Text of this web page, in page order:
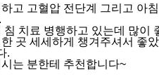
고 고혈압 전단계 그리고 아
치료 병행하고 있는데 많이
곳 세세하게 챙겨주셔서 좋
.
는 분한테 추천합니다~